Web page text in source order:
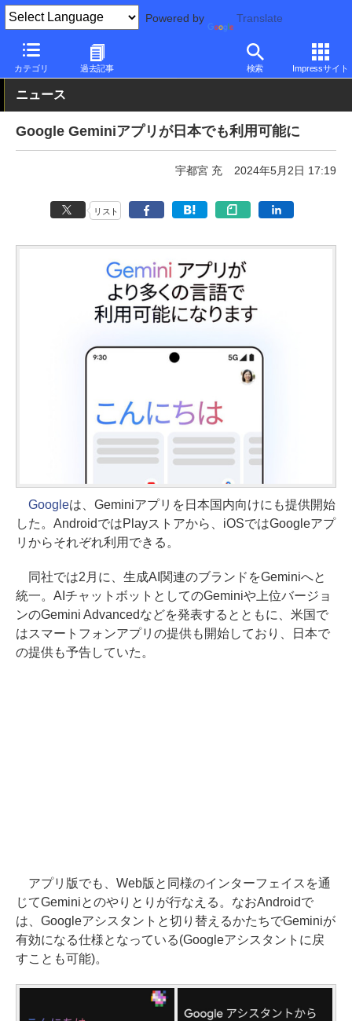
Powered by Translate
カテゴリ 過去記事 検索 Impressサイト
PC Watch 市場 AI
ニュース
Google Geminiアプリが日本でも利用可能に
宇都宮 充 2024年5月2日 17:19
リスト
Googleは、Geminiアプリを日本国内向けにも提供開始
した。AndroidではPlayストアから、iOSではGoogleアプ
リからそれぞれ利用できる。
同社では2月に、生成AI関連のブランドをGeminiへと
統一。AIチャットボットとしてのGeminiや上位バージョ
ンのGemini Advancedなどを発表するとともに、米国で
はスマートフォンアプリの提供も開始しており、日本で
の提供も予告していた。
アプリ版でも、Web版と同様のインターフェイスを通
じてGeminiとのやりとりが行なえる。なおAndroidで
は、Googleアシスタントと切り替えるかたちでGeminiが
有効になる仕様となっている(Googleアシスタントに戻
すことも可能)。